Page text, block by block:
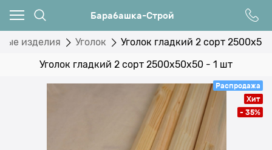
Барабашка-Строй
изделия Уголок Уголок гладкий 2 сорт
Уголок гладкий 2 сорт 2500x50x50 - 1 шт
Распродажа
Хит
- 35%